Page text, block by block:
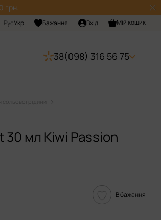
грн.
РусУкр Бажання Вхід Мій кошик
38(098) 316 56 75
рідини
30 мл Kiwi Passion
В бажання